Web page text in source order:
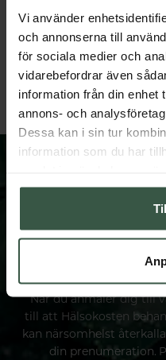
Vi använder
och annonserna till
för sociala medier och
vidarebefordrar även
information från din enhet
annons- och
Dessa kan i sin tur
information som du har
Great Essentials
598 kr 698 kr
LÄGG I VARUKORGEN
FÅ VÅRT
Prenumerera på vårt
nyheter
När du anmäler dig till
till att Hälsokosten
kan närsomhelst
din prenumeration.